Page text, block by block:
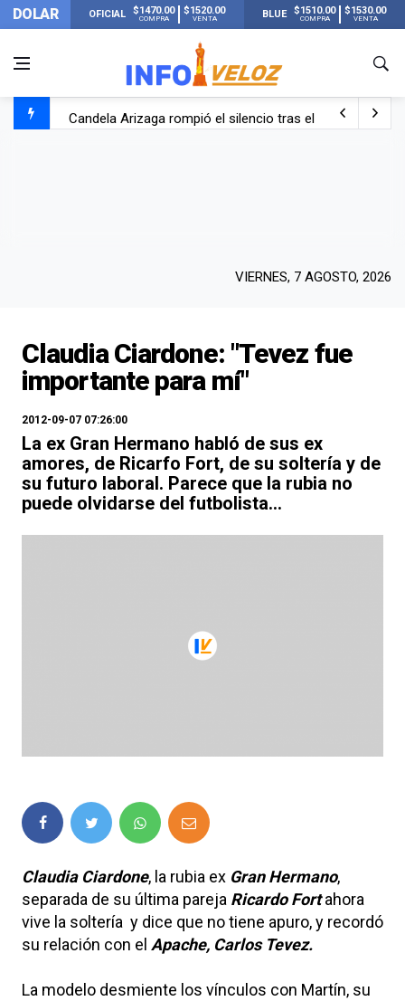
DOLAR OFICIAL $1470.00
COMPRA
$1520.00
VENTA BLUE $1510.00
COMPRA
$1530.00
VENTA
Candela Arizaga rompió el silencio tras el incidente con
VIERNES, 7 AGOSTO, 2026
Claudia Ciardone: "Tevez fue
importante para mí"
2012-09-07 07:26:00
La ex Gran Hermano habló de sus ex
amores, de Ricarfo Fort, de su soltería y de
su futuro laboral. Parece que la rubia no
puede olvidarse del futbolista...
Claudia Ciardone, la rubia ex Gran Hermano,
separada de su última pareja Ricardo Fortahora
vive la soltería y dice que no tiene apuro, y recordó
su relación con el Apache, Carlos Tevez.
La modelo desmiente los vínculos con Martín, su